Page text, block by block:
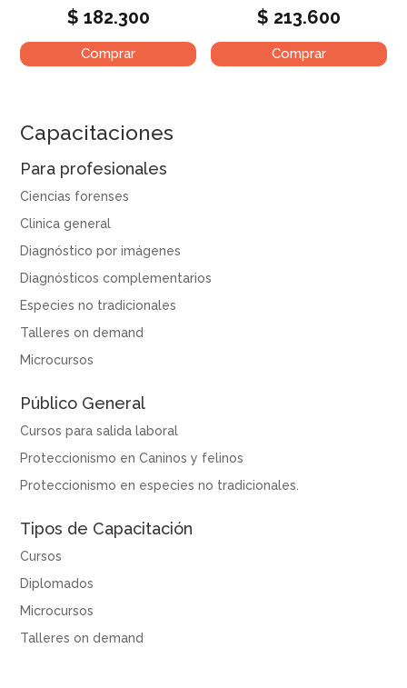
Capacitaciones
Para profesionales
Ciencias forenses
Clinica general
Diagnóstico por imágenes
Diagnósticos complementarios
Especies no tradicionales
Talleres on demand
Microcursos
Público General
Cursos para salida laboral
Proteccionismo en Caninos y felinos
Proteccionismo en especies no tradicionales.
Tipos de Capacitación
Cursos
Diplomados
Microcursos
Talleres on demand
$ 182.300
Comprar
$ 213.600
Comprar